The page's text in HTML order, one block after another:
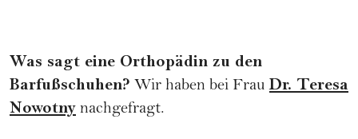
Was sagt eine Orthopädin zu den
Barfußschuhen? Wir haben bei FrauDr. Teresa
Nowotny nachgefragt.